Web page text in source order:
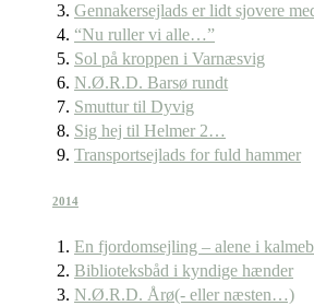
Gennakersejlads er lidt sjovere
“Nu ruller vi alle…”
Sol på kroppen i Varnæsvig
N.Ø.R.D. Barsø rundt
Smuttur til Dyvig
Sig hej til Helmer 2…
Transportsejlads for fuld hammer
2014
En fjordomsejling – alene i
Biblioteksbåd i kyndige hænder
N.Ø.R.D. Årø(- eller næsten…)